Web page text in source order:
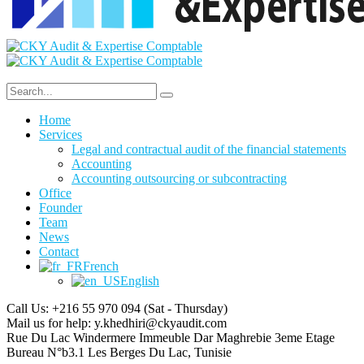
Home
Services
Legal and contractual audit of the financial statements
Accounting
Accounting outsourcing or subcontracting
Office
Founder
Team
News
Contact
French
English
Call Us: +216 55 970 094 (Sat - Thursday)
Mail us for help: y.khedhiri@ckyaudit.com
Rue Du Lac Windermere Immeuble Dar Maghrebie 3eme Etage
Bureau N°b3.1 Les Berges Du Lac, Tunisie